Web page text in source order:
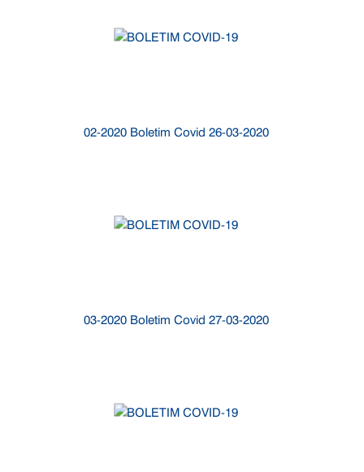
02-2020 Boletim Covid 26-03-2020
03-2020 Boletim Covid 27-03-2020